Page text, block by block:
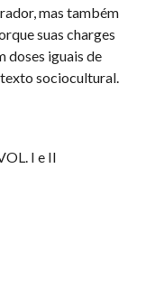
mas também
suas charges
doses iguais de
sociocultural.
I e II